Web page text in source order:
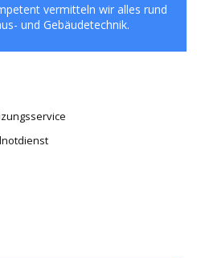
vermitteln wir alles rund
und Gebäudetechnik.